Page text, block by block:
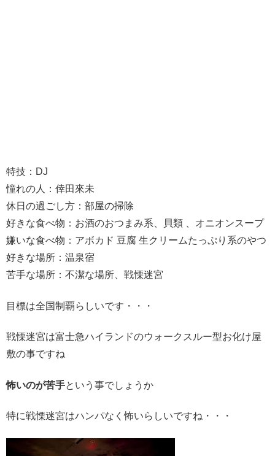
特技：DJ
憧れの人：倖田來未
休日の過ごし方：部屋の掃除
好きな食べ物：お酒のおつまみ系、貝類 、オニオンスープ
嫌いな食べ物：アボカド 豆腐 生クリームたっぷり系のやつ
好きな場所：温泉宿
苦手な場所：不潔な場所、戦慄迷宮
目標は全国制覇らしいです・・・
戦慄迷宮は富士急ハイランドのウォークスルー型お化け屋
敷の事ですね
怖いのが苦手という事でしょうか
特に戦慄迷宮はハンパなく怖いらしいですね・・・